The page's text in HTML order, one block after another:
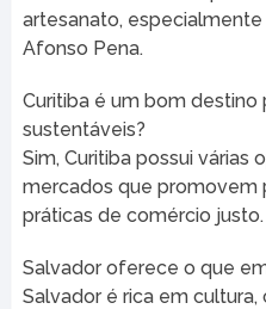
artesanato, especialmente
Afonso Pena.
Curitiba é um bom destino
sustentáveis?
Sim, Curitiba possui várias
mercados que promovem
práticas de comércio justo.
Salvador oferece o que
Salvador é rica em